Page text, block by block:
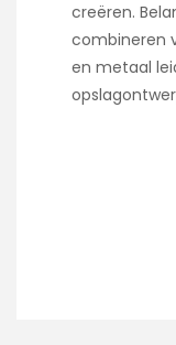
creëren.
combineren
en metaal